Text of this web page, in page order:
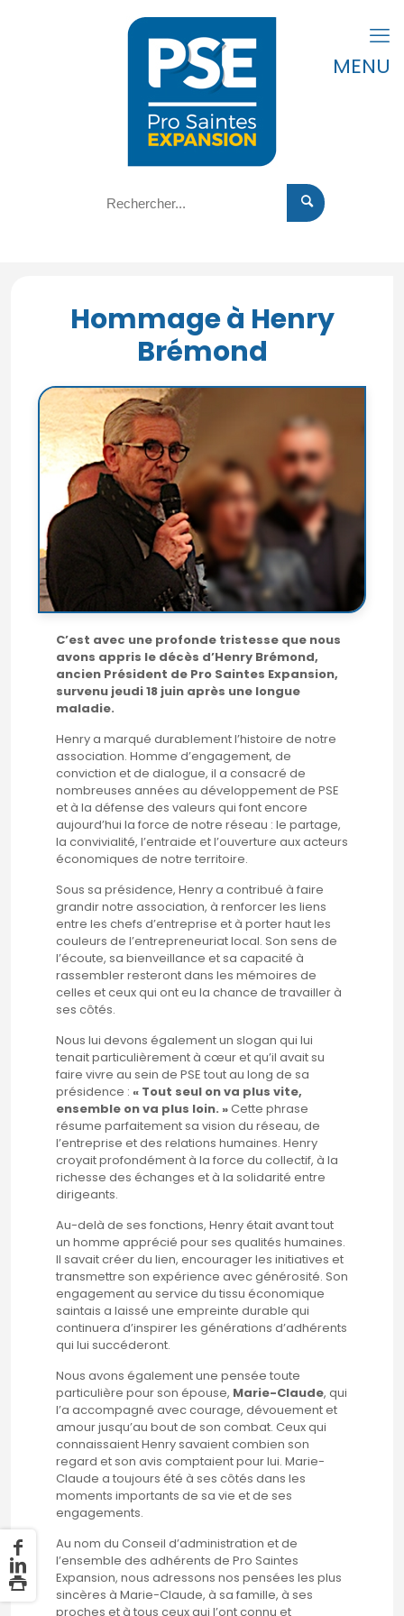
MENU
Hommage à Henry
Brémond
C’est avec une profonde tristesse que nous
avons appris le décès d’Henry Brémond,
ancien Président de Pro Saintes Expansion,
survenu jeudi 18 juin après une longue
maladie.
Henry a marqué durablement l’histoire de notre
association. Homme d’engagement, de
conviction et de dialogue, il a consacré de
nombreuses années au développement de PSE
et à la défense des valeurs qui font encore
aujourd’hui la force de notre réseau : le partage,
la convivialité, l’entraide et l’ouverture aux acteurs
économiques de notre territoire.
Sous sa présidence, Henry a contribué à faire
grandir notre association, à renforcer les liens
entre les chefs d’entreprise et à porter haut les
couleurs de l’entrepreneuriat local. Son sens de
l’écoute, sa bienveillance et sa capacité à
rassembler resteront dans les mémoires de
celles et ceux qui ont eu la chance de travailler à
ses côtés.
Nous lui devons également un slogan qui lui
tenait particulièrement à cœur et qu’il avait su
faire vivre au sein de PSE tout au long de sa
présidence : « Tout seul on va plus vite,
ensemble on va plus loin. »Cette phrase
résume parfaitement sa vision du réseau, de
l’entreprise et des relations humaines. Henry
croyait profondément à la force du collectif, à la
richesse des échanges et à la solidarité entre
dirigeants.
Au-delà de ses fonctions, Henry était avant tout
un homme apprécié pour ses qualités humaines.
Il savait créer du lien, encourager les initiatives et
transmettre son expérience avec générosité. Son
engagement au service du tissu économique
saintais a laissé une empreinte durable qui
continuera d’inspirer les générations d’adhérents
qui lui succéderont.
Nous avons également une pensée toute
particulière pour son épouse, Marie-Claude, qui
l’a accompagné avec courage, dévouement et
amour jusqu’au bout de son combat. Ceux qui
connaissaient Henry savaient combien son
regard et son avis comptaient pour lui. Marie-
Claude a toujours été à ses côtés dans les
moments importants de sa vie et de ses
engagements.
Au nom du Conseil d’administration et de
l’ensemble des adhérents de Pro Saintes
Expansion, nous adressons nos pensées les plus
sincères à Marie-Claude, à sa famille, à ses
proches et à tous ceux qui l’ont connu et